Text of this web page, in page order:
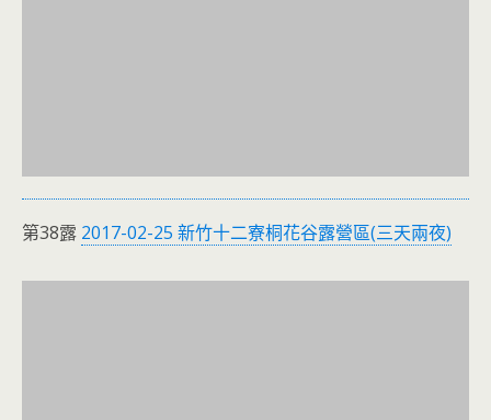
第38露 2017-02-25 新竹十二寮桐花谷露營區(三天兩夜)